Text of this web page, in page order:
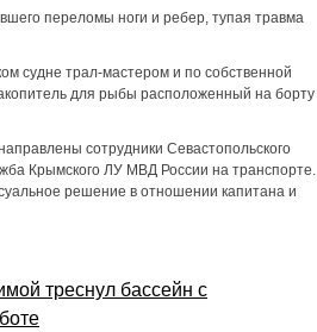
переломы ноги и ребер, тупая травма
судне трал-мастером и по собственной
для рыбы расположенный на борту
сотрудники Севастопольского
Крымского ЛУ МВД России на транспорте.
решение в отношении капитана и
треснул бассейн с